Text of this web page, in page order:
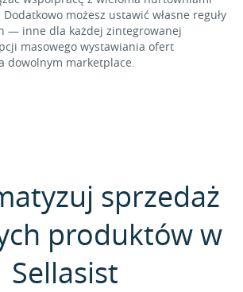
możesz ustawić własne reguły
— inne dla każdej zintegrowanej
masowego wystawiania ofert
dowolnym marketplace.
sprzedaż
produktów w
Sellasist